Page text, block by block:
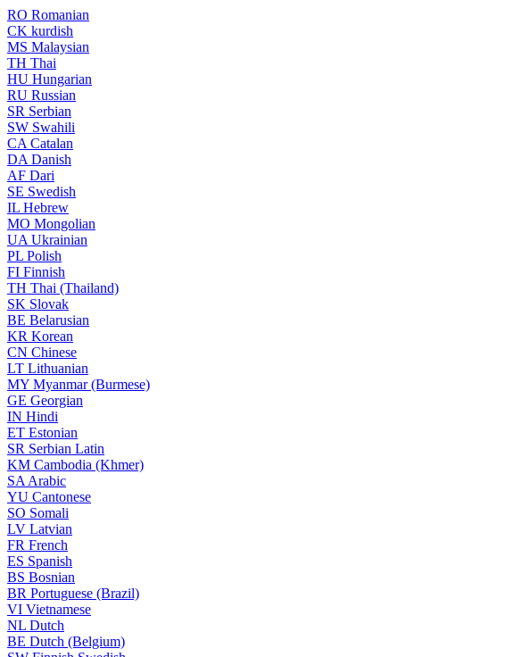
RO Romanian
CK kurdish
MS Malaysian
TH Thai
HU Hungarian
RU Russian
SR Serbian
SW Swahili
CA Catalan
DA Danish
AF Dari
SE Swedish
IL Hebrew
MO Mongolian
UA Ukrainian
PL Polish
FI Finnish
TH Thai (Thailand)
SK Slovak
BE Belarusian
KR Korean
CN Chinese
LT Lithuanian
MY Myanmar (Burmese)
GE Georgian
IN Hindi
ET Estonian
SR Serbian Latin
KM Cambodia (Khmer)
SA Arabic
YU Cantonese
SO Somali
LV Latvian
FR French
ES Spanish
BS Bosnian
BR Portuguese (Brazil)
VI Vietnamese
NL Dutch
BE Dutch (Belgium)